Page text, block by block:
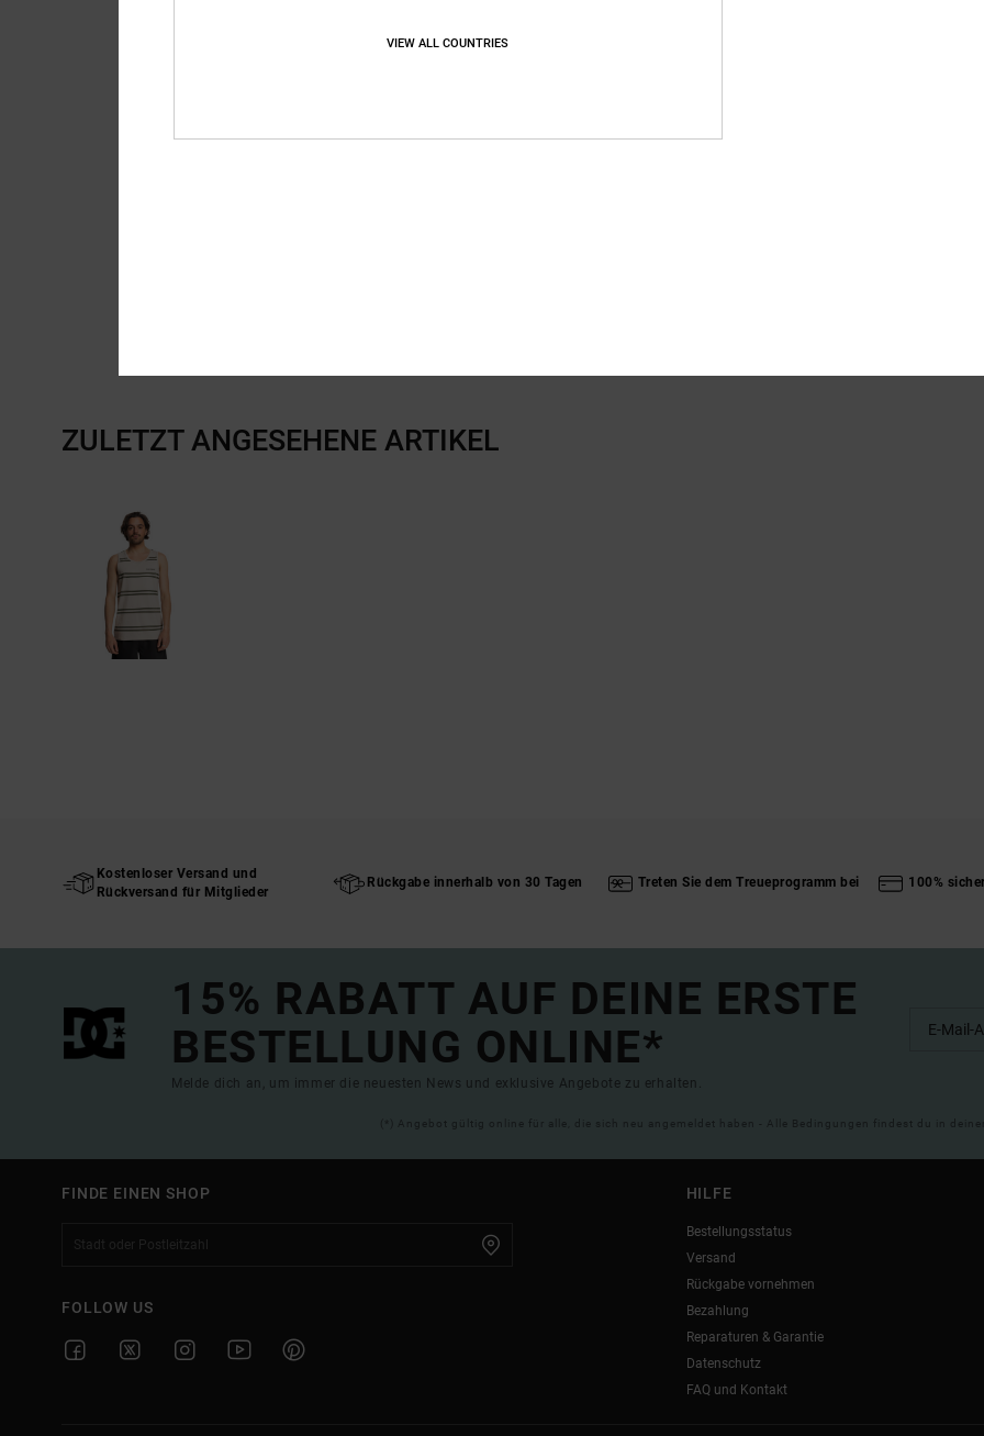
ZULETZT ANGESEHENE ARTIKEL
Kostenloser Versand und
Rückversand für Mitglieder
Rückgabe innerhalb von 30 Tagen Treten Sie dem Treueprogramm bei 100%
15% RABATT AUF DEINE ERSTE
BESTELLUNG ONLINE*
Melde dich an, um immer die neuesten News und exklusive Angebote zu erhalten.
(*) Angebot gültig online für alle, die sich neu angemeldet haben - Alle Bedingungen findest du in
FINDE EINEN SHOP
FOLLOW US
HILFE
Bestellungsstatus
Versand
Rückgabe vornehmen
Bezahlung
Reparaturen & Garantie
Datenschutz
FAQ und Kontakt
VIEW ALL COUNTRIES